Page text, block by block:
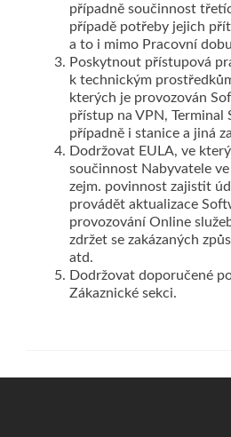
případně součinnost
případě potřeby jejich
a to i mimo Pracovní
Poskytnout přístupová
k technickým
kterých je provozován
přístup na VPN, Terminal
případně i stanice a jiná
Dodržovat EULA, ve
součinnost Nabyvatele
zejm. povinnost zajistit
provádět aktualizace
provozování Online
zdržet se zakázaných
atd.
Dodržovat doporučené
Zákaznické sekci.